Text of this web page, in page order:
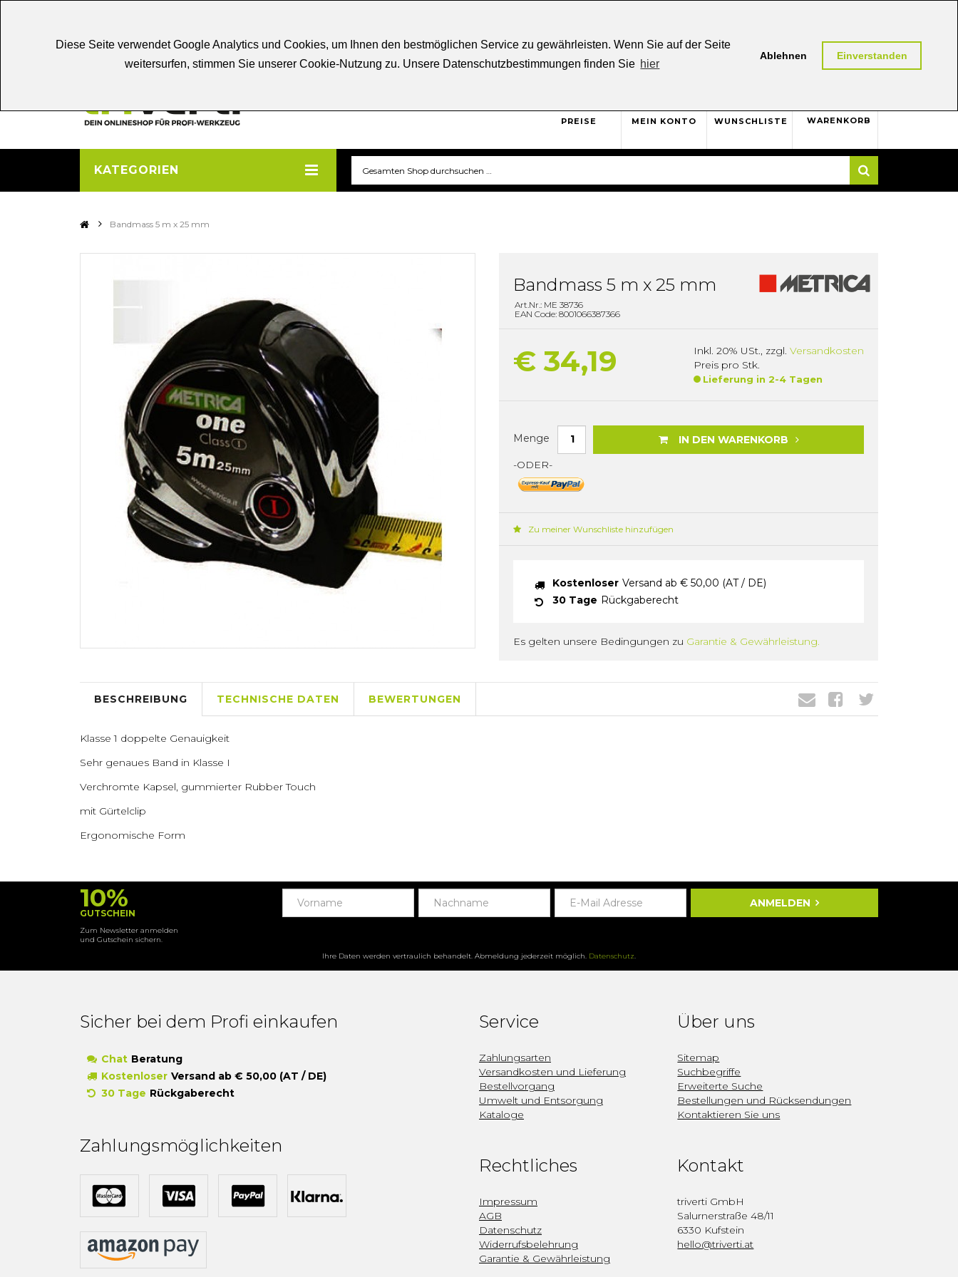
Diese Seite verwendet Google Analytics und Cookies, um Ihnen den bestmöglichen Service zu gewährleisten. Wenn Sie auf der Seite
weitersurfen, stimmen Sie unserer Cookie-Nutzung zu. Unsere Datenschutzbestimmungen finden Sie hier
Ablehnen Einverstanden
Rückgaberecht
PREISE MEIN KONTO WUNSCHLISTE WARENKORB
0
KATEGORIEN
> Bandmass 5 m x 25 mm
Bandmass 5 m x 25 mm
Art.Nr.: ME 38736
EAN Code: 8001066387366
€ 34,19 Inkl. 20% USt., zzgl. Versandkosten
Preis pro Stk.
Lieferung in 2-4 Tagen
Menge
IN DEN WARENKORB
-ODER-
Zu meiner Wunschliste hinzufügen
Kostenloser Versand ab € 50,00 (AT / DE)
30 Tage Rückgaberecht
Es gelten unsere Bedingungen zu Garantie & Gewährleistung.
BESCHREIBUNG TECHNISCHE DATEN BEWERTUNGEN
Klasse 1 doppelte Genauigkeit
Sehr genaues Band in Klasse I
Verchromte Kapsel, gummierter Rubber Touch
mit Gürtelclip
Ergonomische Form
10%
GUTSCHEIN
Zum Newsletter anmelden
und Gutschein sichern.
ANMELDEN
Ihre Daten werden vertraulich behandelt. Abmeldung jederzeit möglich. Datenschutz.
Sicher bei dem Profi einkaufen
Chat Beratung
Kostenloser Versand ab € 50,00 (AT / DE)
30 Tage Rückgaberecht
Zahlungsmöglichkeiten
Service
Zahlungsarten
Versandkosten und Lieferung
Bestellvorgang
Umwelt und Entsorgung
Kataloge
Über uns
Sitemap
Suchbegriffe
Erweiterte Suche
Bestellungen und Rücksendungen
Kontaktieren Sie uns
Rechtliches
Impressum
AGB
Datenschutz
Widerrufsbelehrung
Garantie & Gewährleistung
Kontakt
triverti GmbH
Salurnerstraße 48/11
6330 Kufstein
hello@triverti.at